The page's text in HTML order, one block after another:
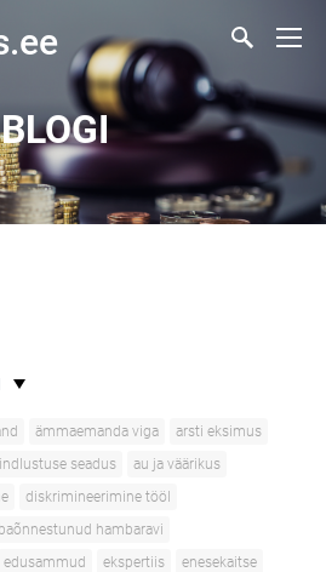
BLOGI
ämmaemanda viga
arsti eksimus
seadus
au ja väärikus
diskrimineerimine tööl
hambaravi
edusammud ekspertiis
enesekaitse